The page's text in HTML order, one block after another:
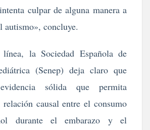
culpar de alguna manera a
autismo», concluye.
la Sociedad Española de
(Senep) deja claro que
sólida que permita
relación causal entre el consumo
durante el embarazo y el